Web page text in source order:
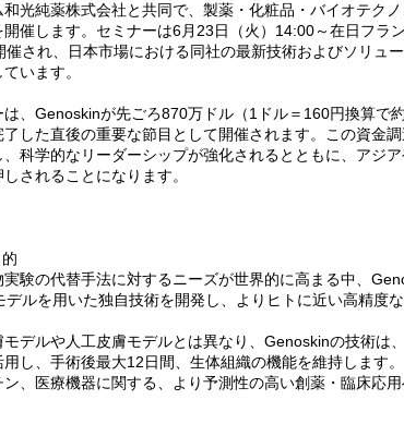
光純薬株式会社と共同で、製薬・化粧品・バイオテク
開催します。セミナーは6月23日（火）14:00～在日フラ
催され、日本市場における同社の最新技術およびソリュ
います。
は、Genoskinが先ごろ870万ドル（1ドル＝160円換算で
了した直後の重要な節目として開催されます。この資金
、科学的なリーダーシップが強化されるとともに、アジ
されることになります。
実験の代替手法に対するニーズが世界的に高まる中、
デルを用いた独自技術を開発し、よりヒトに近い高精度
モデルや人工皮膚モデルとは異なり、Genoskinの技術は
し、手術後最大12日間、生体組織の機能を維持します
、医療機器に関する、より予測性の高い創薬・臨床応